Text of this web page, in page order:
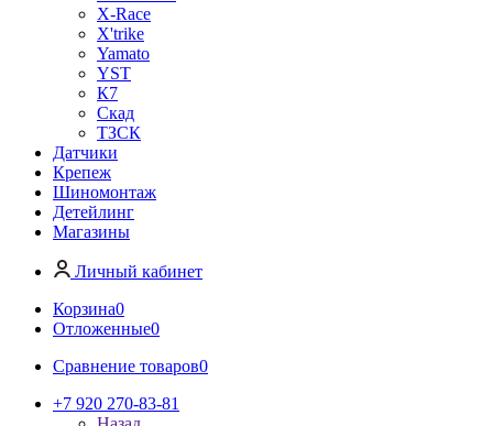
X-Race
X'trike
Yamato
YST
К7
Скад
ТЗСК
Датчики
Крепеж
Шиномонтаж
Детейлинг
Магазины
Личный кабинет
Корзина0
Отложенные0
Сравнение товаров0
+7 920 270-83-81